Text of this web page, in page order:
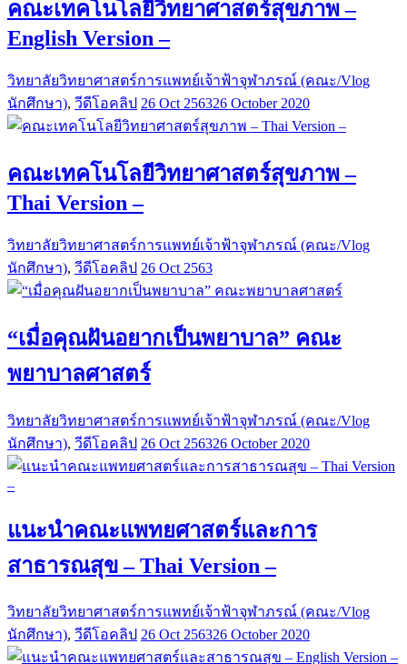
คณะเทคโนโลยีวิทยาศาสตร์สุขภาพ –
English Version –
วิทยาลัยวิทยาศาสตร์การแพทย์เจ้าฟ้าจุฬาภรณ์ (คณะ/Vlog
นักศึกษา), วีดีโอคลิป 26 Oct 256326 October 2020
คณะเทคโนโลยีวิทยาศาสตร์สุขภาพ –
Thai Version –
วิทยาลัยวิทยาศาสตร์การแพทย์เจ้าฟ้าจุฬาภรณ์ (คณะ/Vlog
นักศึกษา), วีดีโอคลิป 26 Oct 2563
“เมื่อคุณฝันอยากเป็นพยาบาล” คณะ
พยาบาลศาสตร์
วิทยาลัยวิทยาศาสตร์การแพทย์เจ้าฟ้าจุฬาภรณ์ (คณะ/Vlog
นักศึกษา), วีดีโอคลิป 26 Oct 256326 October 2020
แนะนำคณะแพทยศาสตร์และการ
สาธารณสุข – Thai Version –
วิทยาลัยวิทยาศาสตร์การแพทย์เจ้าฟ้าจุฬาภรณ์ (คณะ/Vlog
นักศึกษา), วีดีโอคลิป 26 Oct 256326 October 2020